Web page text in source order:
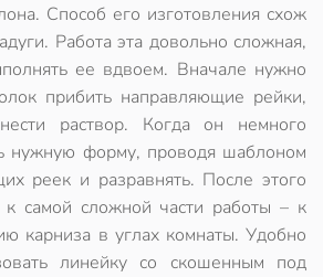
Способ его изготовления схож
Работа эта довольно сложная,
ее вдвоем. Вначале нужно
прибить направляющие рейки,
раствор. Когда он немного
нужную форму, проводя шаблоном
реек и разравнять. После этого
к самой сложной части работы – к
карниза в углах комнаты. Удобно
линейку со скошенным под